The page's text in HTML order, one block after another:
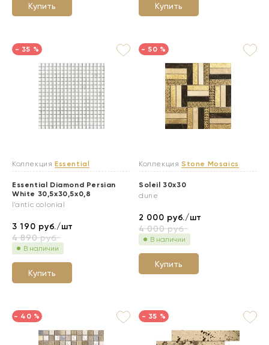
Купить Купить
- 35 %
Коллекция Essential
Essential Diamond Persian
White 30,5x30,5x0,8
l'antic colonial
3 190 руб./шт
4 890руб.
В наличии
Купить
- 50 %
Коллекция Stone Mosaics
Soleil 30x30
dune
2 000 руб./шт
4 000руб.
В наличии
Купить
- 40 % - 35 %